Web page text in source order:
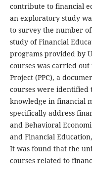
contribute to financial
an exploratory study
to survey the number
study of Financial
programs provided by
courses was carried
Project (PPC), a
courses were identified
knowledge in financial
specifically address
and Behavioral
and Financial
It was found that the
courses related to